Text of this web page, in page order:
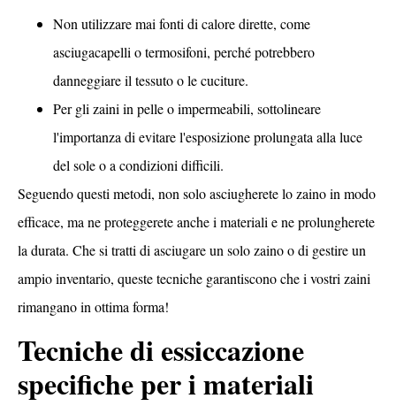
Non utilizzare mai fonti di calore dirette, come
asciugacapelli o termosifoni, perché potrebbero
danneggiare il tessuto o le cuciture.
Per gli zaini in pelle o impermeabili, sottolineare
l'importanza di evitare l'esposizione prolungata alla luce
del sole o a condizioni difficili.
Seguendo questi metodi, non solo asciugherete lo zaino in modo
efficace, ma ne proteggerete anche i materiali e ne prolungherete
la durata. Che si tratti di asciugare un solo zaino o di gestire un
ampio inventario, queste tecniche garantiscono che i vostri zaini
rimangano in ottima forma!
Tecniche di essiccazione
specifiche per i materiali